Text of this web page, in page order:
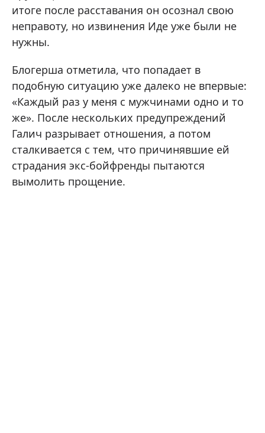
итоге после расставания он осознал свою
неправоту, но извинения Иде уже были не
нужны.
Блогерша отметила, что попадает в
подобную ситуацию уже далеко не впервые:
«Каждый раз у меня с мужчинами одно и то
же». После нескольких предупреждений
Галич разрывает отношения, а потом
сталкивается с тем, что причинявшие ей
страдания экс-бойфренды пытаются
вымолить прощение.